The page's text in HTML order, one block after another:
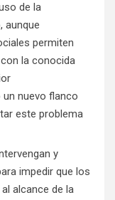
de la
aunque
permiten
la conocida
nuevo flanco
este problema
y
impedir que los
alcance de la